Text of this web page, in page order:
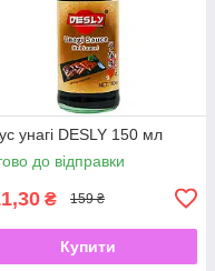
унагі DESLY 150 мл
до відправки
₴ 159 ₴
Купити